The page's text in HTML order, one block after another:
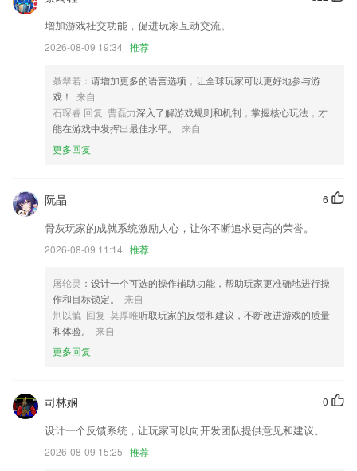
图片水印优化。全量业务均需修改调整网格通图片水印，调整水印文字大
小及透明度，提高图片内容可见度。
优化了PDF的重排预览；
服务预约新增商品预约模式
新增视频投屏,一键轻松上大屏;
联系我们
以上就是赚钱版炸金花的介绍，如果您喜欢这款软件，您可以到应用商店
进行打分评论，说出您的使用经历，以帮助我们更好的对产品进行优化修
增加游戏社交功能，促进玩家互动交流。
2026-08-09 19:34 推荐
聂翠若 ：请增加更多的语言选项，让全球玩家可以更好地参与游
戏！
来自
石琛睿 回复 曹磊力深入了解游戏规则和机制，掌握核心玩法，才
能在游戏中发挥出最佳水平。
来自
更多回复
6
阮晶
骨灰玩家的成就系统激励人心，让你不断追求更高的荣誉。
2026-08-09 11:14 推荐
屠轮灵 ：设计一个可选的操作辅助功能，帮助玩家更准确地进行操
作和目标锁定。
来自
荆以毓 回复 莫厚唯听取玩家的反馈和建议，不断改进游戏的质量
和体验。
来自
更多回复
0
司林娴
设计一个反馈系统，让玩家可以向开发团队提供意见和建议。
2026-08-09 15:25 推荐